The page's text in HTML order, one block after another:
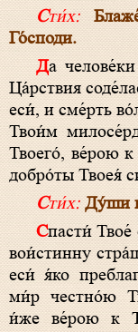
Сти́х:
Го́споди.
Да челове́ки о́бщники Боже́ственнаго твоего́
Ца́рствия
еси́, и сме́рть
Твои́м
Твоего́, ве́рою
добро́ты Твоея́
Сти́х: Ду́ши
Спасти́ Твое́ созда́ние восхоте́в, смотре́ния же
вои́стинну
еси́ я́ко
ми́р честно́ю
и́же ве́рою к